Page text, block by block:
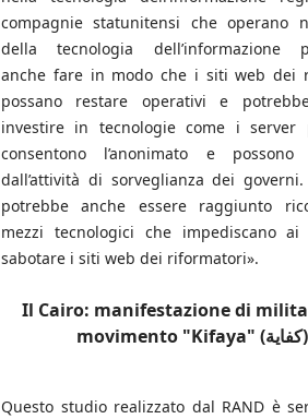
compagnie statunitensi che operano
della tecnologia dell’informazione
anche fare in modo che i siti web dei
possano restare operativi e
investire in tecnologie come i server
consentono l’anonimato e possono
dall’attività di sorveglianza dei governi.
potrebbe anche essere raggiunto
mezzi tecnologici che impediscano
sabotare i siti web dei riformatori».
Il Cairo: manifestazione di
movimento "Kifaya" (كفاية)
Questo studio realizzato dal RAND è